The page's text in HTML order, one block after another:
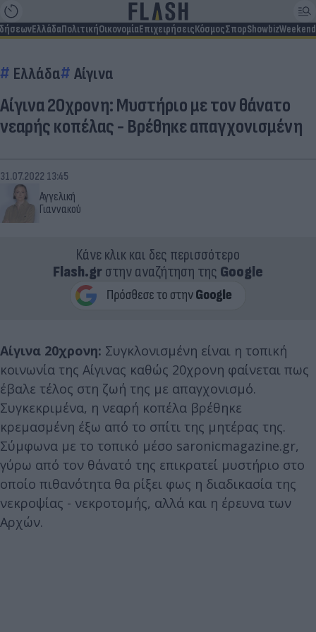
ΕλλάδαΠολιτικήΟικονομίαΕπιχειρήσειςΚόσμοςΣπορShowbizWeekend
Ελλάδα Αίγινα
Αίγινα 20χρονη: Μυστήριο με τον θάνατο
νεαρής κοπέλας - Βρέθηκε απαγχονισμένη
Αγγελική
Γιαννακού
31.07.2022 13:45
Κάνε κλικ και δες περισσότερο
Flash.grστην αναζήτηση της Google
Αίγινα 20χρονη: Συγκλονισμένη είναι η τοπική
κοινωνία της Αίγινας καθώς 20χρονη φαίνεται πως
έβαλε τέλος στη ζωή της με απαγχονισμό.
Συγκεκριμένα, η νεαρή κοπέλα βρέθηκε
κρεμασμένη έξω από το σπίτι της μητέρας της.
Σύμφωνα με το τοπικό μέσο saronicmagazine.gr,
γύρω από τον θάνατό της επικρατεί μυστήριο στο
οποίο πιθανότητα θα ρίξει φως η διαδικασία της
νεκροψίας - νεκροτομής, αλλά και η έρευνα των
Αρχών.